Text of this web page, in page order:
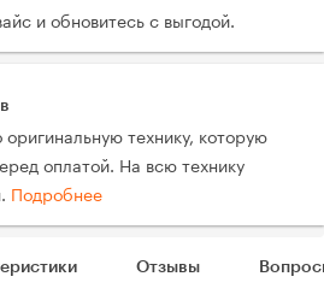
и обновитесь с выгодой.
технику, которую
оплатой. На всю технику
Подробнее
Отзывы